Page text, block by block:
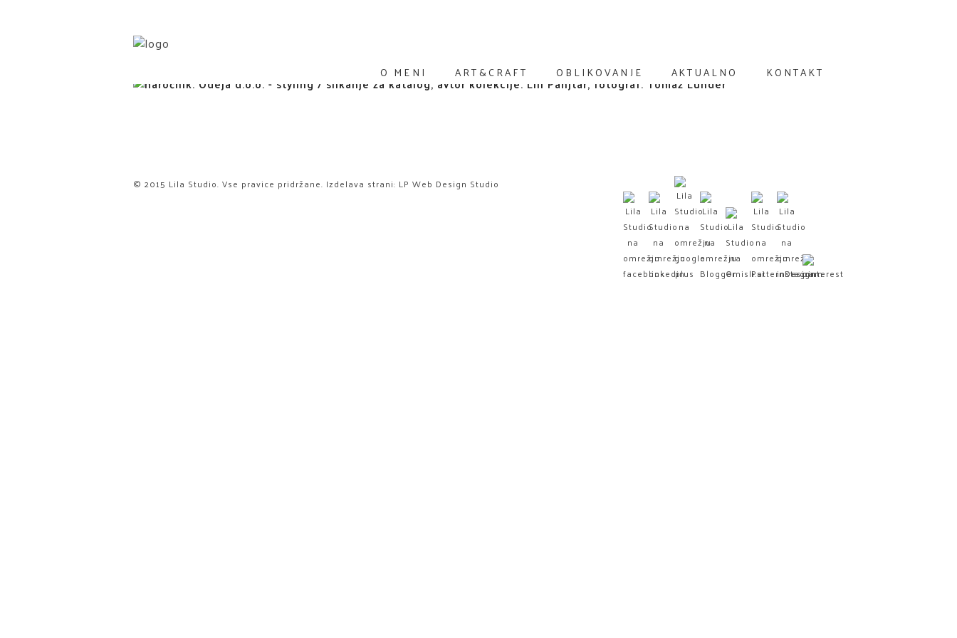
O MENI ART&CRAFT OBLIKOVANJE AKTUALNO KONTAKT
INTERIER5
© 2015 Lila Studio. Vse pravice pridržane. Izdelava strani: LP Web Design Studio